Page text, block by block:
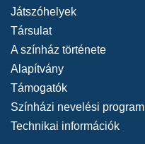
Játszóhelyek
Társulat
A színház története
Alapítvány
Támogatók
Színházi nevelési program
Technikai információk